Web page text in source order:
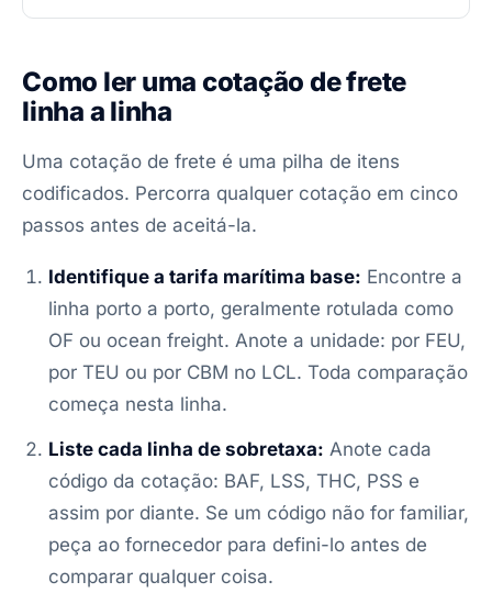
Como ler uma cotação de frete
linha a linha
Uma cotação de frete é uma pilha de itens
codificados. Percorra qualquer cotação em cinco
passos antes de aceitá-la.
Identifique a tarifa marítima base: Encontre a
linha porto a porto, geralmente rotulada como
OF ou ocean freight. Anote a unidade: por FEU,
por TEU ou por CBM no LCL. Toda comparação
começa nesta linha.
Liste cada linha de sobretaxa: Anote cada
código da cotação: BAF, LSS, THC, PSS e
assim por diante. Se um código não for familiar,
peça ao fornecedor para defini-lo antes de
comparar qualquer coisa.